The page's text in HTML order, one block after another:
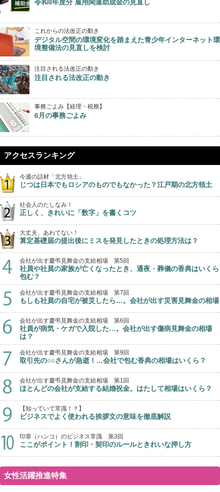
令和8年度分 雇用関連助成金の見直し
これからの法改正の動き
デジタル空間の環境変化を踏まえた青少年インターネット環
境整備法の見直しを検討
注目される法改正の動き
注目される法改正の動き
事務ごよみ【経理・税務】
6月の事務ごよみ
アクセスランキング
今週の話材「北方領土」
じつは日本でもロシアのものでもなかった？江戸期の北方領土
社会人のたしなみ！
正しく、きれいに「数字」を書くコツ
大丈夫、あわてない！
算定基礎届の提出後にミスを発見したときの処理方法は？
会社が出す慶弔見舞金の支給相場 第5回
社員や社員の家族が亡くなったとき、通夜・葬儀の香典はいくら
包む？
会社が出す慶弔見舞金の支給相場 第7回
もしも社員の自宅が被災したら…。会社が出す災害見舞金の相場
会社が出す慶弔見舞金の支給相場 第6回
社員が病気・ケガで入院した…。会社が出す傷病見舞金の相場
は？
会社が出す慶弔見舞金の支給相場 第9回
取引先の○○さんが急逝！…会社で包む香典の相場はいくら？
会社が出す慶弔見舞金の支給相場 第1回
ほとんどの会社が支給する結婚祝金。はたして相場はいくら？
【知っていて常識！？】
ビジネスでよく使われる挨拶文の意味を徹底解説
印章（ハンコ）のビジネス常識 第3回
ここがポイント！割印・契印のルールときれいな押し方
女性活躍推進特集